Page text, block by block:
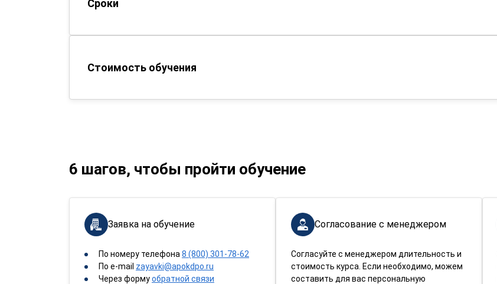
Сроки
Стоимость обучения
6 шагов, чтобы пройти обучение
Заявка на обучение
По номеру телефона 8 (800) 301-78-62
По e-mail zayavki@apokdpo.ru
Через формуобратной связи
Согласование с менеджером
Согласуйте с менеджером длительность и
стоимость курса. Если необходимо, можем
составить для вас персональную